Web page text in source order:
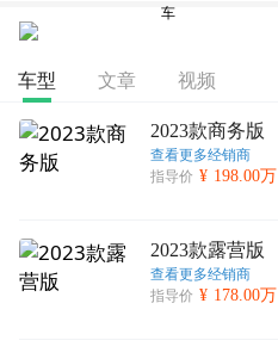
车型 文章 视频
2023款商务版
查看更多经销商
指导价 ¥ 198.00万
2023款露营版
查看更多经销商
指导价 ¥ 178.00万